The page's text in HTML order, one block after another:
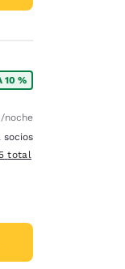
10 %
/noche
socios
detalles del total
total